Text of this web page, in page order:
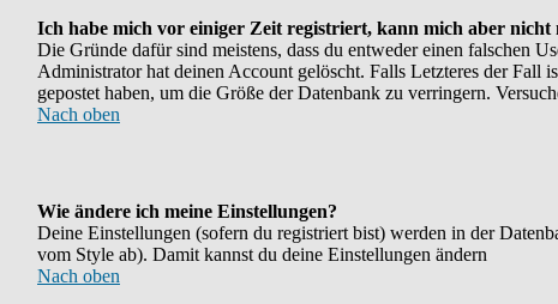
Ich habe mich vor einiger Zeit registriert, kann mich aber nicht
Die Gründe dafür sind meistens, dass du entweder einen falschen
Administrator hat deinen Account gelöscht. Falls Letzteres der Fall
gepostet haben, um die Größe der Datenbank zu verringern.
Nach oben
Wie ändere ich meine Einstellungen?
Deine Einstellungen (sofern du registriert bist) werden in der
vom Style ab). Damit kannst du deine Einstellungen ändern
Nach oben